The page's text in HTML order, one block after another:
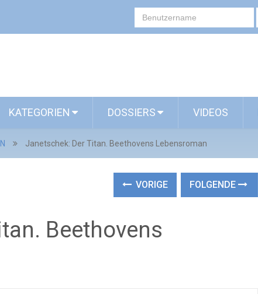
KATEGORIEN DOSSIERS VIDEOS
Janetschek: Der Titan. Beethovens Lebensroman
VORIGE FOLGENDE
Beethovens